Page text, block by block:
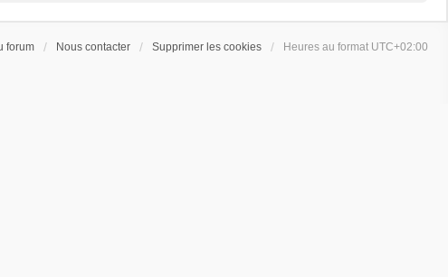
forum Nous contacter Supprimer les cookies Heures au format UTC+02:00